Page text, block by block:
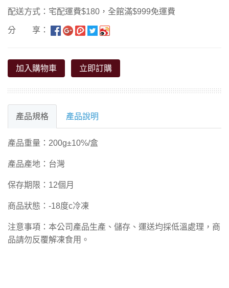
配送方式：宅配運費$180，全館滿$999免運費
分 享：
加入購物車 立即訂購
產品規格 產品說明